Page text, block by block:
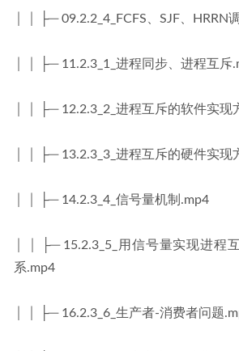
│ │ ├─ 09.2.2_4_FCFS、SJF、HRRN
│ │ ├─ 11.2.3_1_进程同步、进程互斥
│ │ ├─ 12.2.3_2_进程互斥的软件实现
│ │ ├─ 13.2.3_3_进程互斥的硬件实现
│ │ ├─ 14.2.3_4_信号量机制.mp4
│ │ ├─ 15.2.3_5_用信号量实现进程
系.mp4
│ │ ├─ 16.2.3_6_生产者-消费者问题